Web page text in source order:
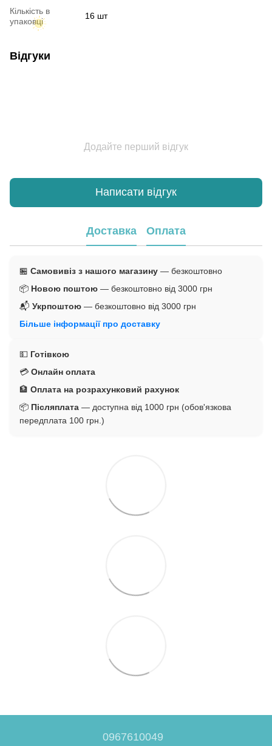
Кількість в
упаковці
16 шт
Відгуки
Додайте перший відгук
Написати відгук
Доставка Оплата
🏪 Самовивіз з нашого магазину — безкоштовно
📦 Новою поштою — безкоштовно від 3000 грн
📬 Укрпоштою — безкоштовно від 3000 грн
Більше інформації про доставку
💵 Готівкою
💳 Онлайн оплата
🏦 Оплата на розрахунковий рахунок
📦 Післяплата — доступна від 1000 грн (обов'язкова
передплата 100 грн.)
0967610049